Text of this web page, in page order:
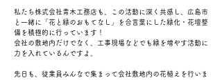
私たち株式会社青木工務店も、この活動に深く共感し、広島市
と一緒に「花と緑のおもてなし」を合言葉にした緑化・花壇整
備を積極的に行っています！
会社の敷地内だけでなく、工事現場などでも緑を増やす活動に
力を入れているんですよ。
先日も、従業員みんなで集まって会社敷地内の花植えを行いま